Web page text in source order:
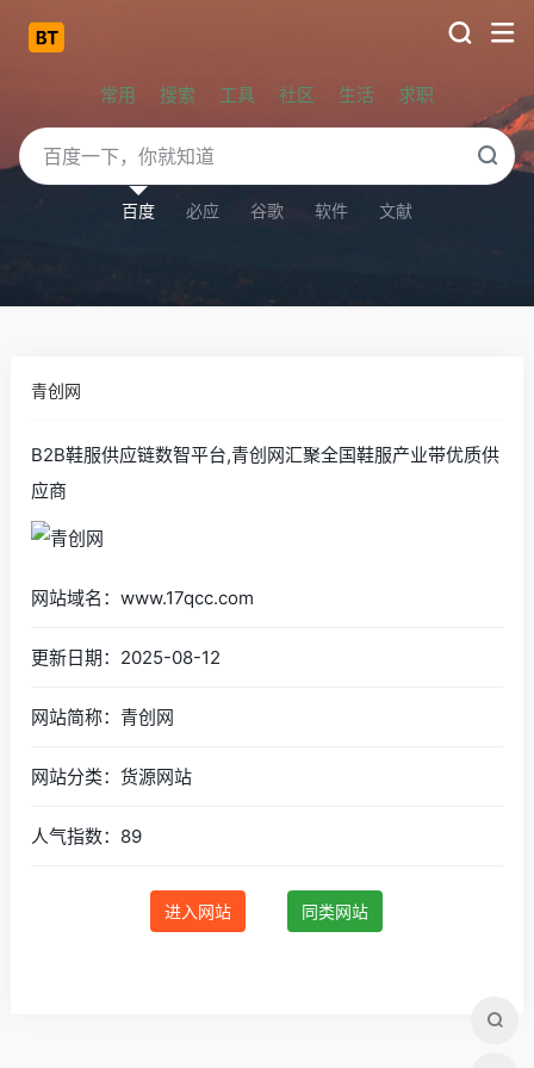
常用 搜索 工具 社区 生活 求职
百度 必应 谷歌 软件 文献
青创网
B2B鞋服供应链数智平台,青创网汇聚全国鞋服产业带优质供
应商
网站域名：www.17qcc.com
更新日期：2025-08-12
网站简称：青创网
网站分类：货源网站
人气指数：89
进入网站 同类网站